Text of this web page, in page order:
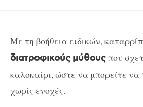
Με τη βοήθεια ειδικών,
διατροφικούς μύθουςπου
καλοκαίρι, ώστε να μπορείτε
χωρίς ενοχές.